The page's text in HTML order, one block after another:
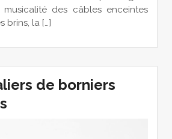
des câbles enceintes
brins, la […]
de borniers